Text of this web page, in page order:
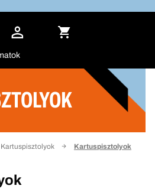
Kartuspisztolyok Kartuspisztolyok